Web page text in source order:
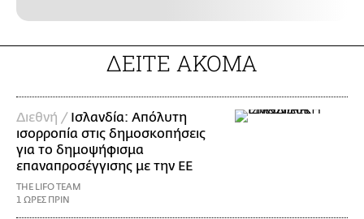
ΔΕΙΤΕ ΑΚΟΜΑ
Διεθνή / Ισλανδία: Απόλυτη
ισορροπία στις δημοσκοπήσεις
για το δημοψήφισμα
επαναπροσέγγισης με την ΕΕ
THE LIFO TEAM
1 ΩΡΕΣ ΠΡΙΝ